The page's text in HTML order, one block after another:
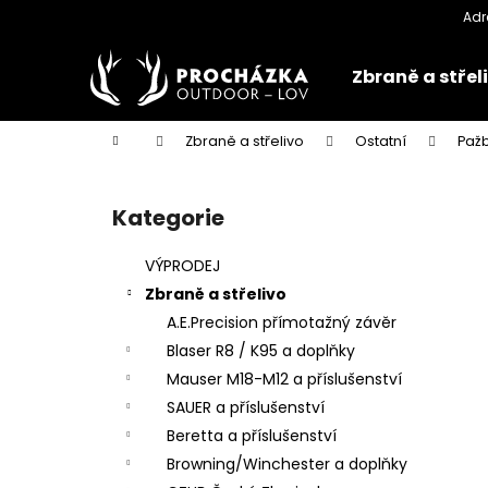
Zbraně a
Domů Zbraně a střelivo Ostatní
Přeskočit
kategorie
Kategorie
VÝPRODEJ
Zbraně a střelivo
A.E.Precision přímotažný závěr
Blaser R8 / K95 a doplňky
Mauser M18-M12 a příslušenství
SAUER a příslušenství
Beretta a příslušenství
Browning/Winchester a doplňky
k
Zpět
obchodu
Zpět
obchodu